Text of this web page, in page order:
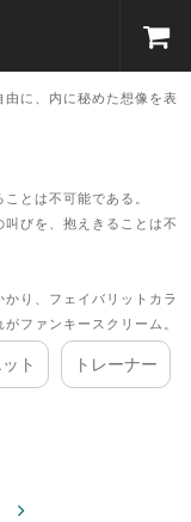
に、内に秘めた想像を表
とは不可能である。
びを、抱えきることは不
り、フェイバリットカラ
ファンキースクリーム。
ト トレーナー